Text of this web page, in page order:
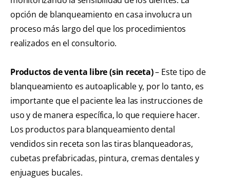
opción de blanqueamiento en casa involucra un
proceso más largo del que los procedimientos
realizados en el consultorio.
Productos de venta libre (sin receta)– Este tipo de
blanqueamiento es autoaplicable y, por lo tanto, es
importante que el paciente lea las instrucciones de
uso y de manera específica, lo que requiere hacer.
Los productos para blanqueamiento dental
vendidos sin receta son las tiras blanqueadoras,
cubetas prefabricadas, pintura, cremas dentales y
enjuagues bucales.